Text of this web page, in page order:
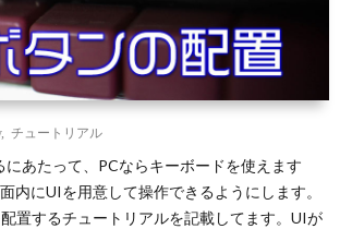
, チュートリアル
あたって、PCならキーボードを使えます
内にUIを用意して操作できるようにします。
置するチュートリアルを記載してます。UIが